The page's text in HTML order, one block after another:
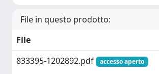
File in questo prodotto:
File
833395-1202892.pdf
accesso aperto